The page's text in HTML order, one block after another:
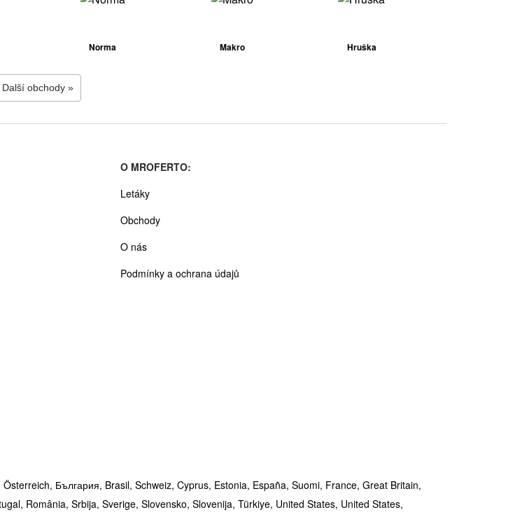
Norma Makro Hruška
Další obchody »
O MROFERTO:
Letáky
Obchody
O nás
Podmínky a ochrana údajů
Österreich, България, Brasil, Schweiz, Cyprus, Estonia, España, Suomi, France, Great Britain,
România, Srbija, Sverige, Slovensko, Slovenija, Türkiye, United States, United States,